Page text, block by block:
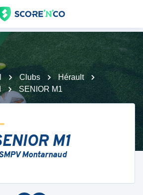
Clubs
Hérault
SENIOR M1
M1
Montarnaud